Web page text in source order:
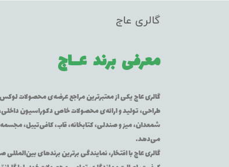
گالری عاج
معرفی برند عــاج
گالری عاج یکی از معتبرترین مراجع عرضه‌ی محصولات
طراحی، تولید و ارائه‌ی محصولات خاص دکوراسیون داخلی،
شمعدان، میز و صندلی، کتابخانه، قاب، کافی‌تیبل،
می‌دهد.
گالری عاج با افتخار، نمایندگی برترین برندهای